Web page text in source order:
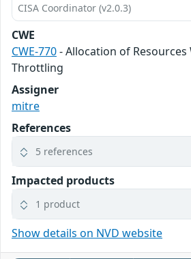
CISA Coordinator (v2.0.3)
CWE
CWE-770- Allocation of
Throttling
Assigner
mitre
References
5 references
Impacted products
1 product
Show details on NVD website